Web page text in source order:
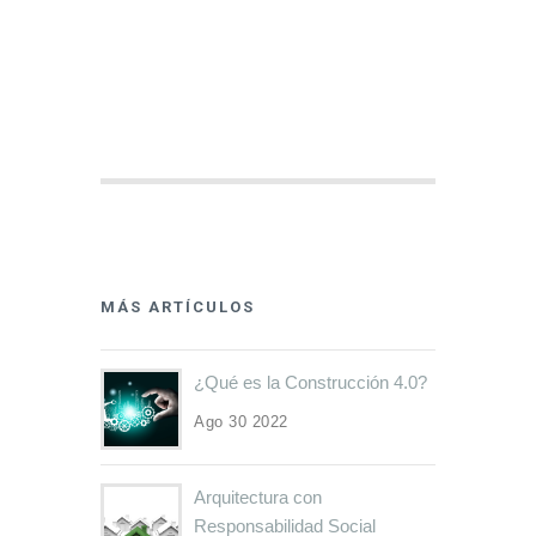
MÁS ARTÍCULOS
¿Qué es la Construcción 4.0?
Ago 30 2022
Arquitectura con
Responsabilidad Social